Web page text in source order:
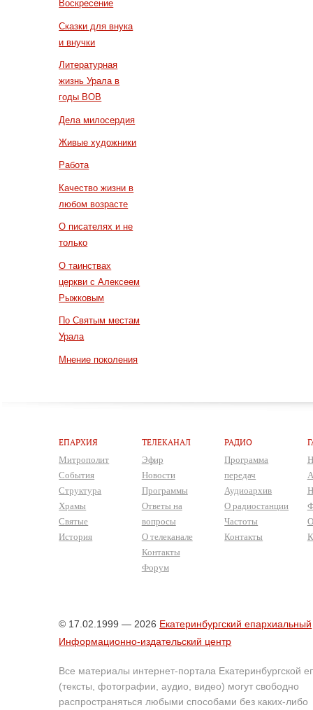
Воскресение
Сказки для внука
и внучки
Литературная
жизнь Урала в
годы ВОВ
Дела милосердия
Живые художники
Работа
Качество жизни в
любом возрасте
О писателях и не
только
О таинствах
церкви с Алексеем
Рыжковым
По Святым местам
Урала
Мнение поколения
ЕПАРХИЯ
Митрополит
События
Структура
Храмы
Святые
История
ТЕЛЕКАНАЛ
Эфир
Новости
Программы
Ответы на
вопросы
О телеканале
Контакты
Форум
РАДИО
Программа
передач
Аудиоархив
О радиостанции
Частоты
Контакты
© 17.02.1999 — 2026 Екатеринбургский епархиальный
Информационно-издательский центр
Все материалы интернет-портала Екатеринбургской
(тексты, фотографии, аудио, видео) могут свободно
распространяться любыми способами без каких-либо